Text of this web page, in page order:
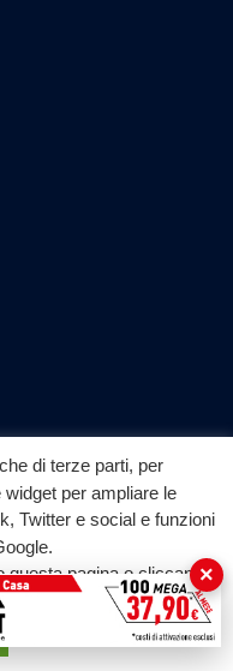
▶
YouTube
di terze parti, per
per ampliare le
Twitter e social e funzioni
questa pagina o cliccando
all'uso dei cookie.
×